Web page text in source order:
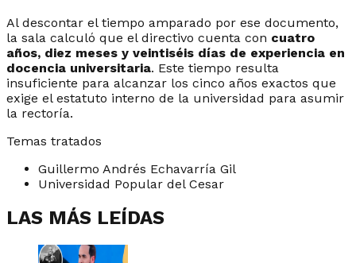
Al descontar el tiempo amparado por ese documento,
la sala calculó que el directivo cuenta con cuatro
años, diez meses y veintiséis días de experiencia en
docencia universitaria. Este tiempo resulta
insuficiente para alcanzar los cinco años exactos que
exige el estatuto interno de la universidad para asumir
la rectoría.
Temas tratados
Guillermo Andrés Echavarría Gil
Universidad Popular del Cesar
LAS MÁS LEÍDAS